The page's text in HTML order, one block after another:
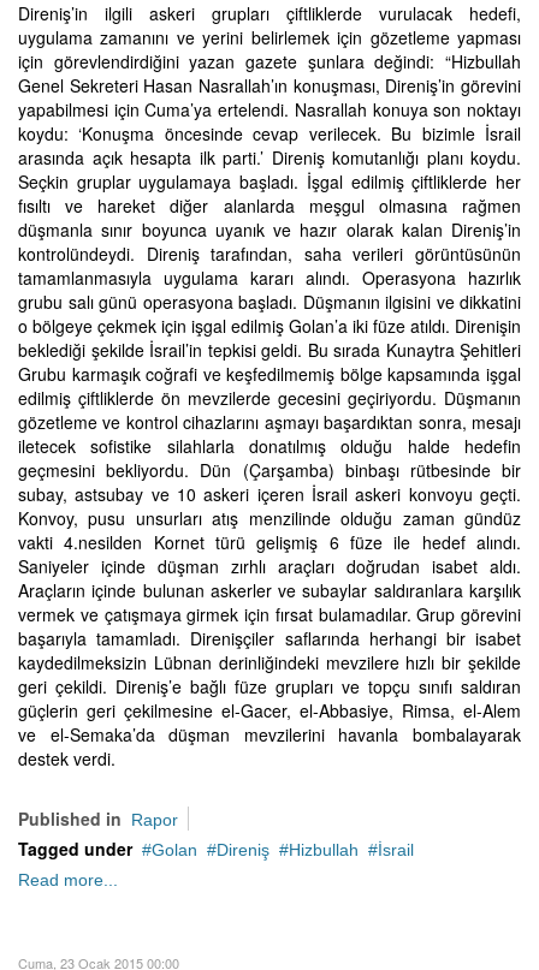
Direniş’in ilgili askeri grupları çiftliklerde vurulacak hedefi,
uygulama zamanını ve yerini belirlemek için gözetleme yapması
için görevlendirdiğini yazan gazete şunlara değindi: “Hizbullah
Genel Sekreteri Hasan Nasrallah’ın konuşması, Direniş’in görevini
yapabilmesi için Cuma’ya ertelendi. Nasrallah konuya son noktayı
koydu: ‘Konuşma öncesinde cevap verilecek. Bu bizimle İsrail
arasında açık hesapta ilk parti.’ Direniş komutanlığı planı koydu.
Seçkin gruplar uygulamaya başladı. İşgal edilmiş çiftliklerde her
fısıltı ve hareket diğer alanlarda meşgul olmasına rağmen
düşmanla sınır boyunca uyanık ve hazır olarak kalan Direniş’in
kontrolündeydi. Direniş tarafından, saha verileri görüntüsünün
tamamlanmasıyla uygulama kararı alındı. Operasyona hazırlık
grubu salı günü operasyona başladı. Düşmanın ilgisini ve dikkatini
o bölgeye çekmek için işgal edilmiş Golan’a iki füze atıldı. Direnişin
beklediği şekilde İsrail’in tepkisi geldi. Bu sırada Kunaytra Şehitleri
Grubu karmaşık coğrafi ve keşfedilmemiş bölge kapsamında işgal
edilmiş çiftliklerde ön mevzilerde gecesini geçiriyordu. Düşmanın
gözetleme ve kontrol cihazlarını aşmayı başardıktan sonra, mesajı
iletecek sofistike silahlarla donatılmış olduğu halde hedefin
geçmesini bekliyordu. Dün (Çarşamba) binbaşı rütbesinde bir
subay, astsubay ve 10 askeri içeren İsrail askeri konvoyu geçti.
Konvoy, pusu unsurları atış menzilinde olduğu zaman gündüz
vakti 4.nesilden Kornet türü gelişmiş 6 füze ile hedef alındı.
Saniyeler içinde düşman zırhlı araçları doğrudan isabet aldı.
Araçların içinde bulunan askerler ve subaylar saldıranlara karşılık
vermek ve çatışmaya girmek için fırsat bulamadılar. Grup görevini
başarıyla tamamladı. Direnişçiler saflarında herhangi bir isabet
kaydedilmeksizin Lübnan derinliğindeki mevzilere hızlı bir şekilde
geri çekildi. Direniş’e bağlı füze grupları ve topçu sınıfı saldıran
güçlerin geri çekilmesine el-­Gacer, el­-Abbasiye, Rimsa, el­-Alem
ve el­-Semaka’da düşman mevzilerini havanla bombalayarak
destek verdi.
Published in Rapor
Tagged under Golan Direniş Hizbullah
İsrail
Read more...
Cuma, 23 Ocak 2015 00:00